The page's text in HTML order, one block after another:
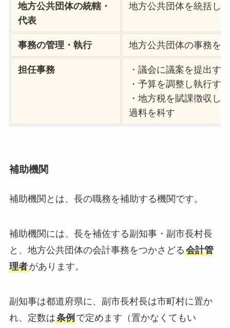
地方公共団体の統轄・
代表
地方公共団体を統括し
事務の管理・執行 地方公共団体の事務を
担任事務
・議会に議案を提出す
・予算を調整し執行す
・地方税を賦課徴収し
過料を科す
補助機関
補助機関とは、長の職務を補助する機関です。
補助機関には、長を補佐する副知事・副市長村長
と、地方公共団体の会計事務をつかさどる会計管
理者があります。
副知事は都道府県に、副市長村長は市町村に置か
れ、定数は条例で定めます（置かなくてもい